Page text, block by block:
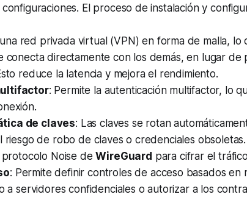
El proceso de instalación y
red privada virtual (VPN) en forma de malla, lo
conecta directamente con los demás, en lugar de
reduce la latencia y mejora el rendimiento.
: Permite la autenticación multifactor, lo
de claves: Las claves se rotan
de robo de claves o credenciales obsoletas.
protocolo Noise deWireGuard para cifrar el
: Permite definir controles de acceso basados en
a servidores confidenciales o autorizar a los